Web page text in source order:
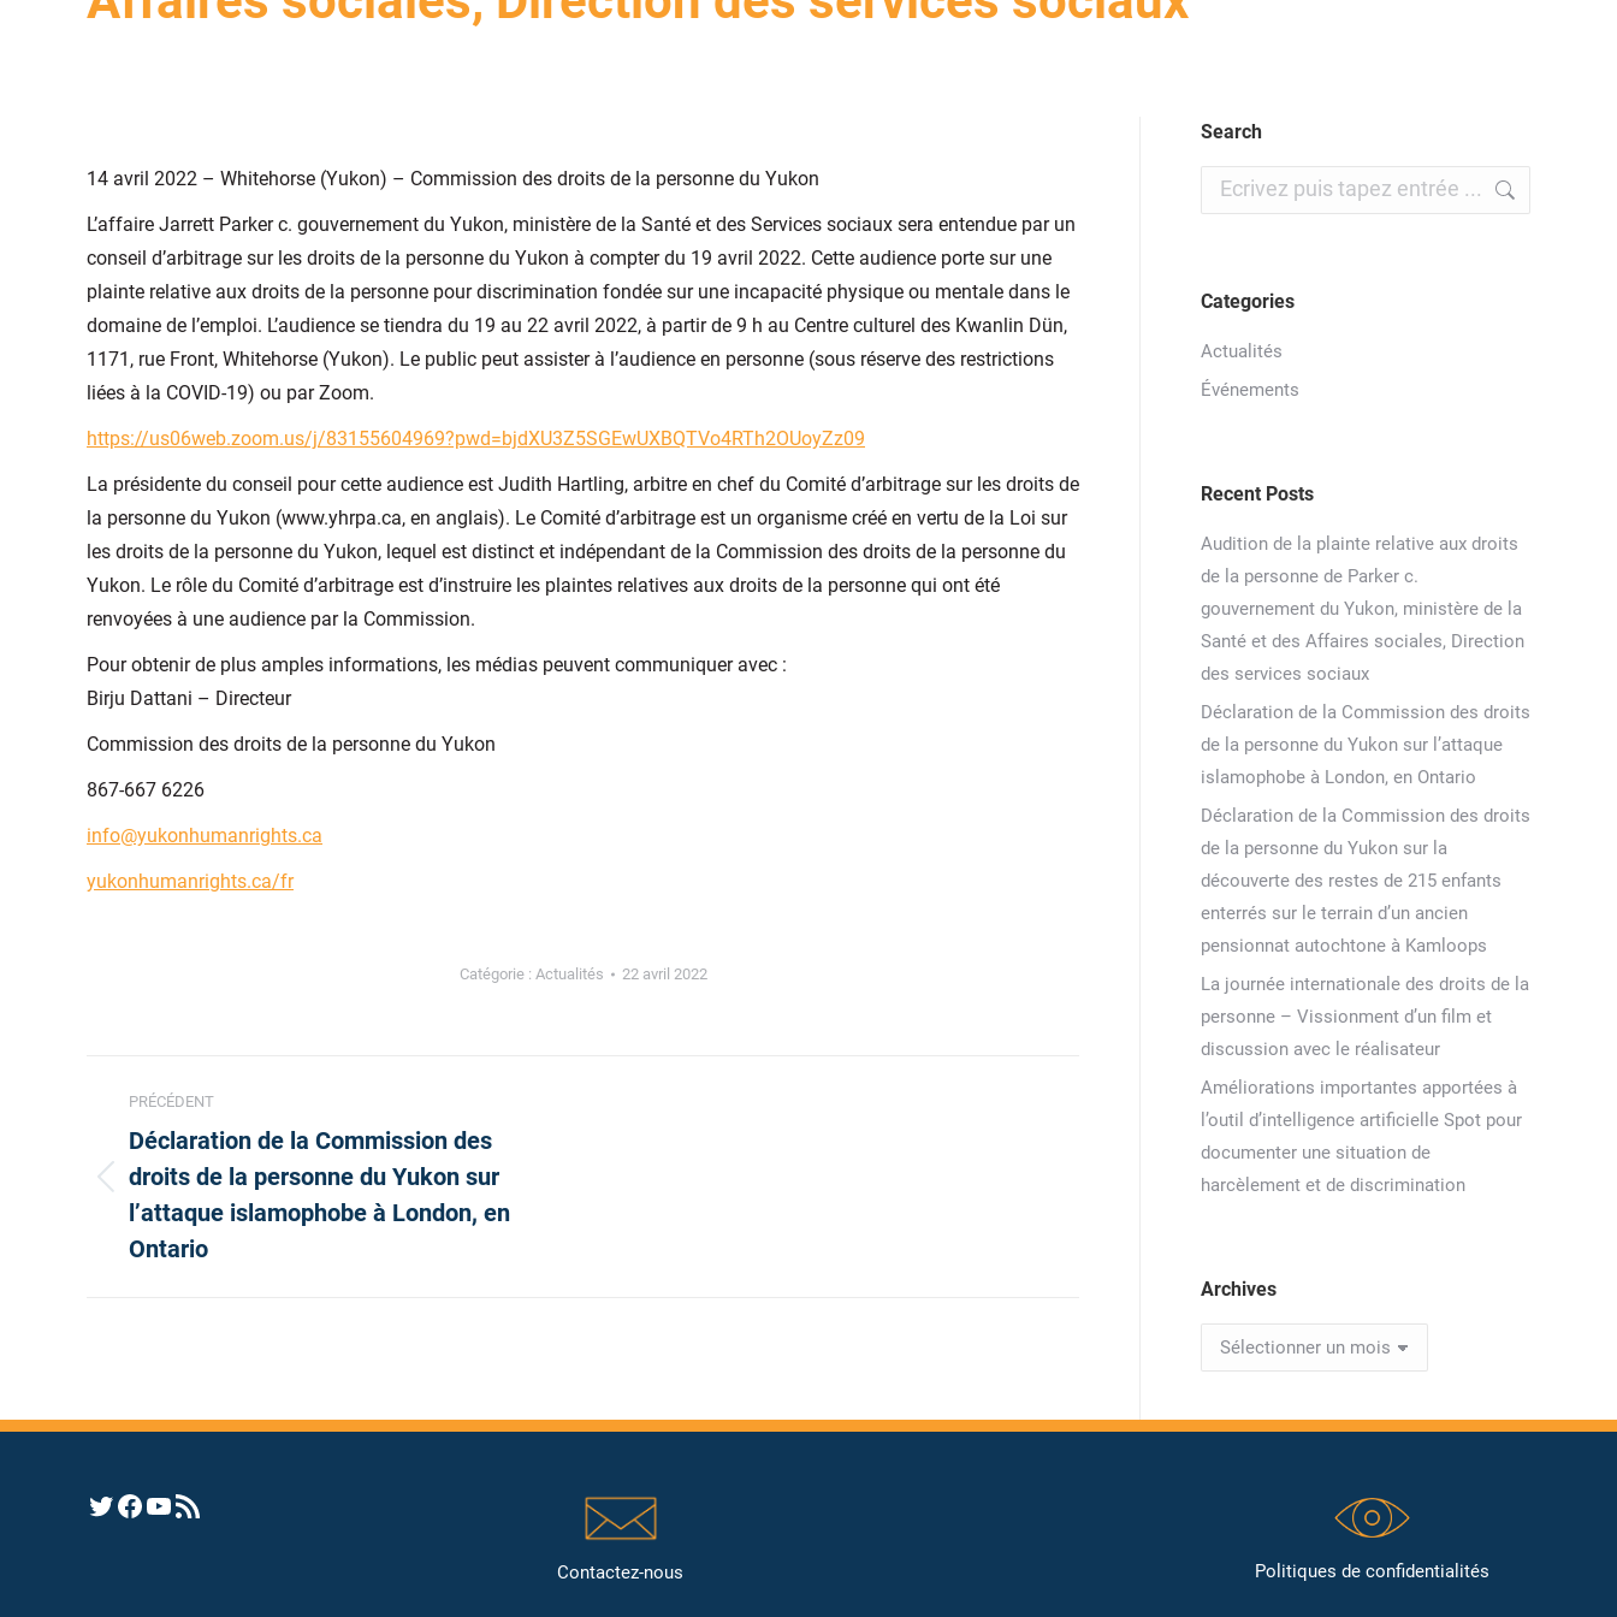
14 avril 2022 – Whitehorse (Yukon) – Commission des droits de la personne du Yukon
L’affaire Jarrett Parker c. gouvernement du Yukon, ministère de la Santé et des Services sociaux sera entendue par un
conseil d’arbitrage sur les droits de la personne du Yukon à compter du 19 avril 2022. Cette audience porte sur une
plainte relative aux droits de la personne pour discrimination fondée sur une incapacité physique ou mentale dans le
domaine de l’emploi. L’audience se tiendra du 19 au 22 avril 2022, à partir de 9 h au Centre culturel des Kwanlin Dün,
1171, rue Front, Whitehorse (Yukon). Le public peut assister à l’audience en personne (sous réserve des restrictions
liées à la COVID-19) ou par Zoom.
https://us06web.zoom.us/j/83155604969?pwd=bjdXU3Z5SGEwUXBQTVo4RTh2OUoyZz09
La présidente du conseil pour cette audience est Judith Hartling, arbitre en chef du Comité d’arbitrage sur les droits de
la personne du Yukon (www.yhrpa.ca, en anglais). Le Comité d’arbitrage est un organisme créé en vertu de la Loi sur
les droits de la personne du Yukon, lequel est distinct et indépendant de la Commission des droits de la personne du
Yukon. Le rôle du Comité d’arbitrage est d’instruire les plaintes relatives aux droits de la personne qui ont été
renvoyées à une audience par la Commission.
Pour obtenir de plus amples informations, les médias peuvent communiquer avec :
Birju Dattani – Directeur
Commission des droits de la personne du Yukon
867-667 6226
info@yukonhumanrights.ca
yukonhumanrights.ca/fr
Catégorie : Actualités 22 avril 2022
Navigation
article
PRÉCÉDENT
Article
précédent
:
Déclaration de la Commission des
droits de la personne du Yukon sur
l’attaque islamophobe à London, en
Ontario
Search
Recherche
:
Categories
Actualités
Événements
Recent Posts
Audition de la plainte relative aux droits
de la personne de Parker c.
gouvernement du Yukon, ministère de la
Santé et des Affaires sociales, Direction
des services sociaux
Déclaration de la Commission des droits
de la personne du Yukon sur l’attaque
islamophobe à London, en Ontario
Déclaration de la Commission des droits
de la personne du Yukon sur la
découverte des restes de 215 enfants
enterrés sur le terrain d’un ancien
pensionnat autochtone à Kamloops
La journée internationale des droits de la
personne – Vissionment d’un film et
discussion avec le réalisateur
Améliorations importantes apportées à
l’outil d’intelligence artificielle Spot pour
documenter une situation de
harcèlement et de discrimination
Archives
Archives
Opens YHRC Twitter feed Opens the YHRC Facebook page Opens the YHRC YouTube channel Opens a YHRC RSS news feed
Contactez-nous Politiques de confidentialités